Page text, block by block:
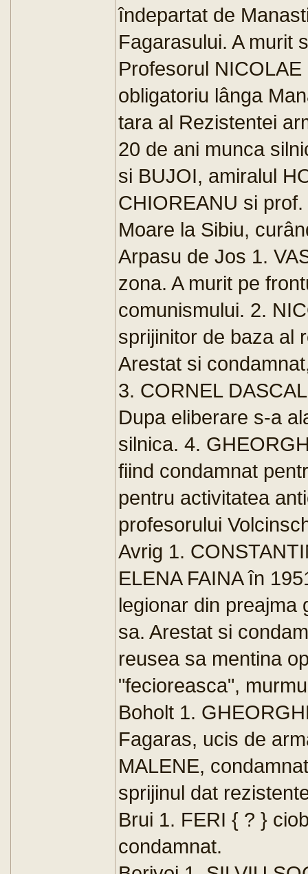
îndepartat de
Fagarasului. A murit
Profesorul
obligatoriu lânga
tara al Rezistentei
20 de ani munca
si BUJOI, amiralul
CHIOREANU si
Moare la Sibiu,
Arpasu de Jos 1.
zona. A murit pe
comunismului. 2.
sprijinitor de baza al
Arestat si
3. CORNEL
Dupa eliberare s-a
silnica. 4.
fiind condamnat
pentru activitatea
profesorului
Avrig 1.
ELENA FAINA în
legionar din preajma
sa. Arestat si
reusea sa mentina
"fecioreasca",
Boholt 1.
Fagaras, ucis de
MALENE,
sprijinul dat
Brui 1. FERI { ? }
condamnat.